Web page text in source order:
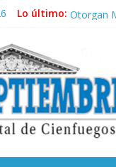
Lo último: Culmina